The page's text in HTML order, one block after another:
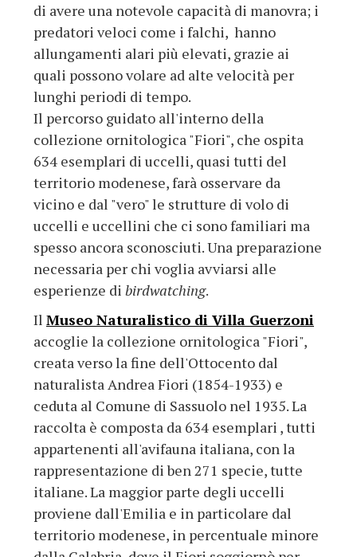
di avere una notevole capacità di manovra; i
predatori veloci come i falchi, hanno
allungamenti alari più elevati, grazie ai
quali possono volare ad alte velocità per
lunghi periodi di tempo.
Il percorso guidato all'interno della
collezione ornitologica "Fiori", che ospita
634 esemplari di uccelli, quasi tutti del
territorio modenese, farà osservare da
vicino e dal "vero" le strutture di volo di
uccelli e uccellini che ci sono familiari ma
spesso ancora sconosciuti. Una preparazione
necessaria per chi voglia avviarsi alle
esperienze di birdwatching.
Il Museo Naturalistico di Villa Guerzoni
accoglie la collezione ornitologica "Fiori",
creata verso la fine dell'Ottocento dal
naturalista Andrea Fiori (1854-1933) e
ceduta al Comune di Sassuolo nel 1935. La
raccolta è composta da 634 esemplari , tutti
appartenenti all'avifauna italiana, con la
rappresentazione di ben 271 specie, tutte
italiane. La maggior parte degli uccelli
proviene dall'Emilia e in particolare dal
territorio modenese, in percentuale minore